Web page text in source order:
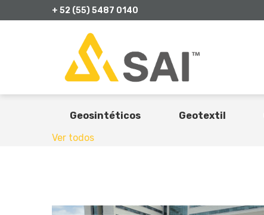
+ 52 (55) 5487 0140
Geosintéticos Geotextil
Ver todos